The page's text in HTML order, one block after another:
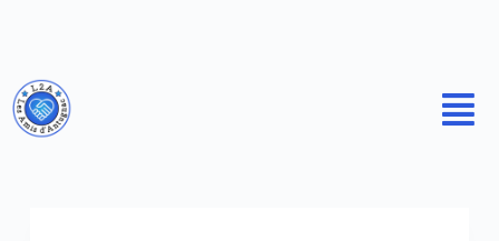
s
s
e